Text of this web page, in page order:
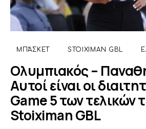
BEYOND SPORTS
ΑΦΙΕΡΩΜΑΤΑ
MEET THE TEAM
ΜΠΆΣΚΕΤ STOIXIMAN GBL
Ολυμπιακός –
Αυτοί είναι οι
Game 5 των τελικών
Stoiximan GBL